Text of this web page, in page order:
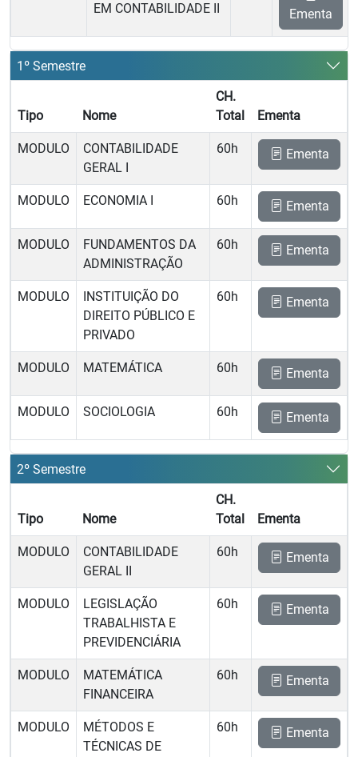
EM CONTABILIDADE II
Ementa
1º Semestre
Tipo Nome
CH.
Total
Ementa
MODULO
CONTABILIDADE
GERAL I
60h Ementa
MODULO ECONOMIA I 60h Ementa
MODULO
FUNDAMENTOS DA
ADMINISTRAÇÃO
60h Ementa
MODULO
INSTITUIÇÃO DO
DIREITO PÚBLICO E
PRIVADO
60h Ementa
MODULO MATEMÁTICA 60h Ementa
MODULO SOCIOLOGIA 60h Ementa
2º Semestre
Tipo Nome
CH.
Total
Ementa
MODULO
CONTABILIDADE
GERAL II
60h Ementa
MODULO
LEGISLAÇÃO
TRABALHISTA E
PREVIDENCIÁRIA
60h Ementa
MODULO
MATEMÁTICA
FINANCEIRA
60h Ementa
MODULO
MÉTODOS E
TÉCNICAS DE
60h Ementa